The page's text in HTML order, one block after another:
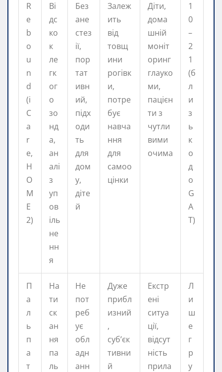
R
e
b
o
u
n
d
(i
C
a
r
e,
H
O
M
E
2)
Ві
дс
ко
к
ле
гк
ог
о
зо
нд
а,
ан
алі
з
уп
ов
іль
не
нн
я
Без
ане
стез
ії,
пор
тат
ивн
ий,
підх
оди
ть
для
дом
у,
діте
й
Залеж
ить
від
товщ
ини
рогівк
и,
потре
бує
навча
ння
для
самоо
цінки
Діти,
дома
шній
моніт
оринг
глауко
ми,
пацієн
ти з
чутли
вими
очима
1
0
–
2
1
(б
л
и
з
ь
к
о
д
о
G
A
T)
П
а
л
ь
п
а
т
На
ти
ск
ан
ня
па
ль
Не
пот
реб
ує
обл
адн
анн
Дуже
прибл
изний
,
суб’єк
тивни
й
Екстр
ені
ситуа
ції,
відсут
ність
прила
Л
и
ш
е
г
р
у